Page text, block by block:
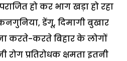
हो कर भाग खड़ा हो रहा
डेंगू, दिमागी बुखार
करते-करते बिहार के लोगों
रोग प्रतिरोधक क्षमता इतनी